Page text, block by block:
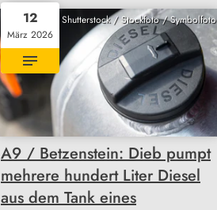
Shutterstock / Stockfoto / Symbolfoto
12
März 2026
A9 / Betzenstein: Dieb pumpt
mehrere hundert Liter Diesel
aus dem Tank eines